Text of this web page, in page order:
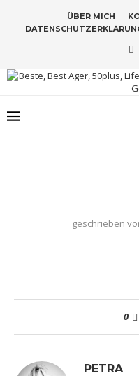
ÜBER MICH
geschrieben
0
PETRA